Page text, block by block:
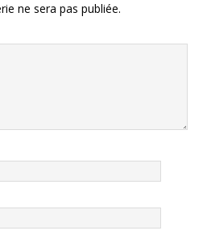
ne sera pas publiée.